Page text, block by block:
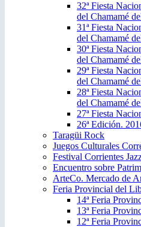
32ª Fiesta
del Chamamé
31ª Fiesta
del Chamamé
30ª Fiesta
del Chamamé
29ª Fiesta
del Chamamé
28ª Fiesta
del Chamamé
27ª Fiesta
26ª Edición.
Taragüi Rock
Juegos Culturales
Festival Corrientes
Encuentro sobre
ArteCo. Mercado de
Feria Provincial del
14ª Feria
13ª Feria
12ª Feria